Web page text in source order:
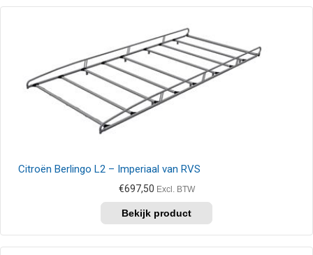
Citroën Berlingo L2 – Imperiaal van RVS
€697,50 Excl. BTW